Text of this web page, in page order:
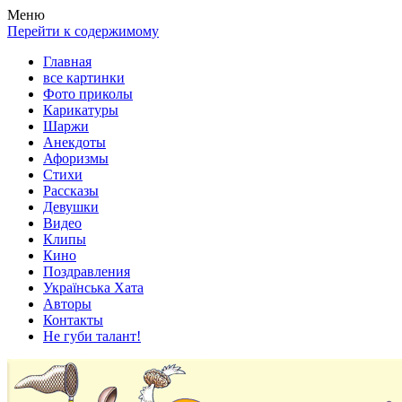
Весела хата — прикольные картинки, смешные истории, клипы!
Покажем всем ваши фото приколы, карикатуры, шаржи, стихи,
Меню
Перейти к содержимому
Главная
все картинки
Фото приколы
Карикатуры
Шаржи
Анекдоты
Афоризмы
Стихи
Рассказы
Девушки
Видео
Клипы
Кино
Поздравления
Українська Хата
Авторы
Контакты
Не губи талант!